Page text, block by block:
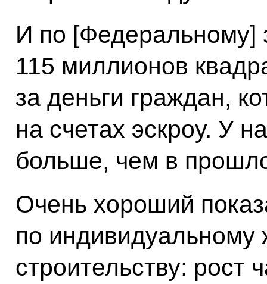
И по
115 миллионов
за деньги граждан,
на счетах эскроу. У
больше, чем в
Очень хороший
по
строительству: рост